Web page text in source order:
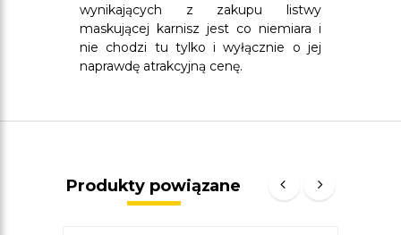
wynikających z zakupu listwy
maskującej karnisz jest co niemiara i
nie chodzi tu tylko i wyłącznie o jej
naprawdę atrakcyjną cenę.
Produkty powiązane